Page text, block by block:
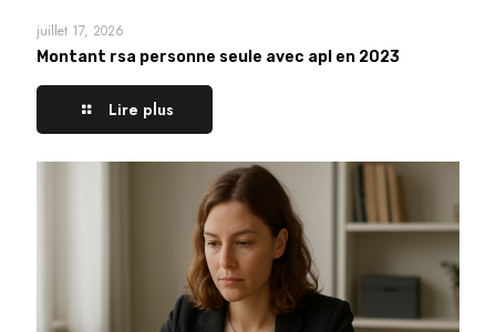
juillet 17, 2026
Montant rsa personne seule avec apl en 2023
Lire plus